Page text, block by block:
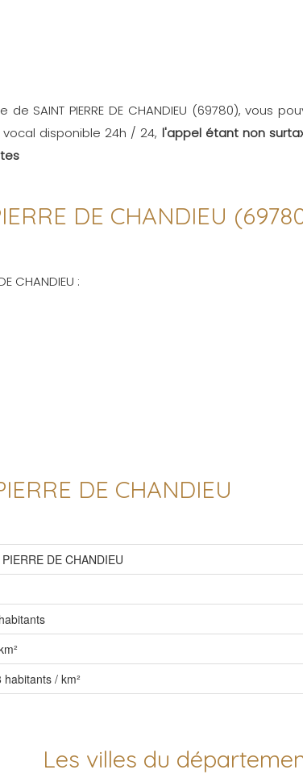
PIERRE DE CHANDIEU (69780), vous
disponible 24h / 24, l'appel étant non
DE CHANDIEU
CHANDIEU :
DE CHANDIEU
DE CHANDIEU
habitants / km²
Les villes du